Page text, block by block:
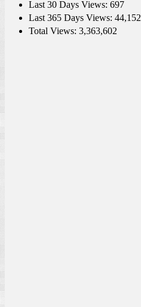
Last 30 Days Views: 697
Last 365 Days Views: 44,152
Total Views: 3,363,602